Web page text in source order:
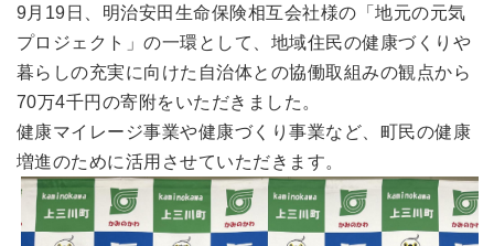
9月19日、明治安田生命保険相互会社様の「地元の元気
プロジェクト」の一環として、地域住民の健康づくりや
暮らしの充実に向けた自治体との協働取組みの観点から
70万4千円の寄附をいただきました。
健康マイレージ事業や健康づくり事業など、町民の健康
増進のために活用させていただきます。